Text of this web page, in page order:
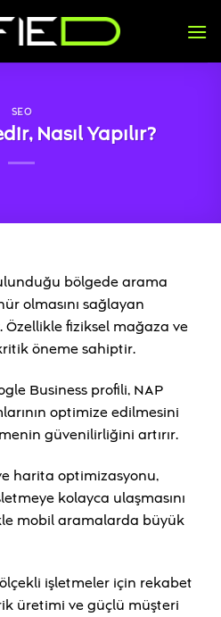
SEO
Nasıl Yapılır?
bölgede arama
olmasını sağlayan
fiziksel mağaza ve
öneme sahiptir.
Business profili, NAP
optimize edilmesini
güvenilirliğini artırır.
harita optimizasyonu,
kolayca ulaşmasını
mobil aramalarda büyük
işletmeler için rekabet
üretimi ve güçlü müşteri